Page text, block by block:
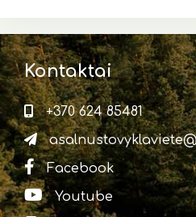
Kontaktai
+370 624 85481
Facebook
Youtube